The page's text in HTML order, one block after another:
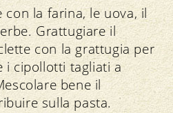
con la farina, le uova, il
Grattugiare il
con la grattugia per
i cipollotti tagliati a
bene il
sulla pasta.